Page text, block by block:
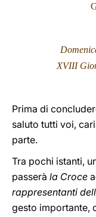
XVIII
Prima di
saluto tutti voi,
parte.
Tra pochi istanti,
passerà la Croce
rappresentanti
gesto importante,